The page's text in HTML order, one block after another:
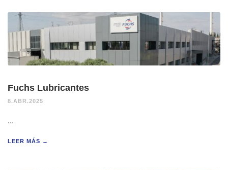
Fuchs Lubricantes
8.ABR.2025
...
LEER MÁS →